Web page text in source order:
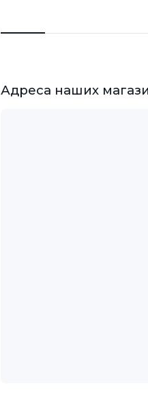
Адреса наших